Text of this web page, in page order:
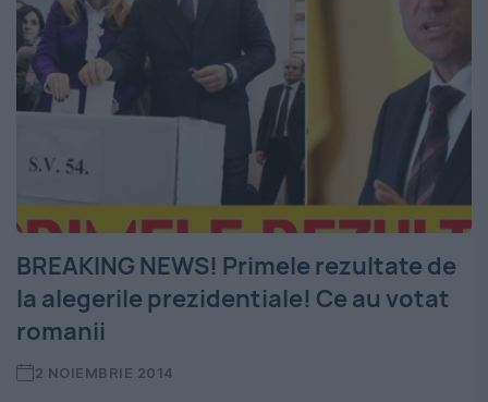
BREAKING NEWS! Primele rezultate de
la alegerile prezidentiale! Ce au votat
romanii
2 NOIEMBRIE 2014